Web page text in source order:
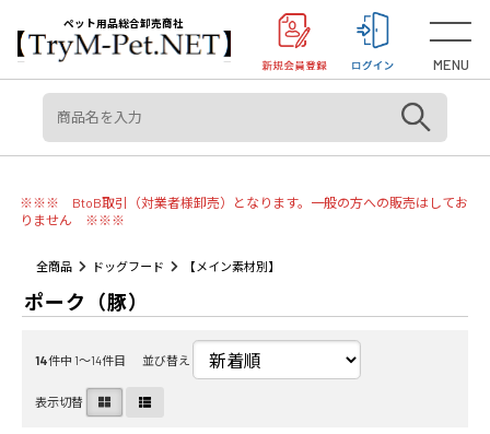
＜重要＞【オリジン】【アカナ】販売元変更のご案内
ペット用品総合卸売商社
MENU
※※※ BtoB取引（対業者様卸売）となります。一般の方への販売はしてお
りません ※※※
全商品 ドッグフード 【メイン素材別】
ポーク（豚）
14件中 1〜14件目 並び替え
表示切替